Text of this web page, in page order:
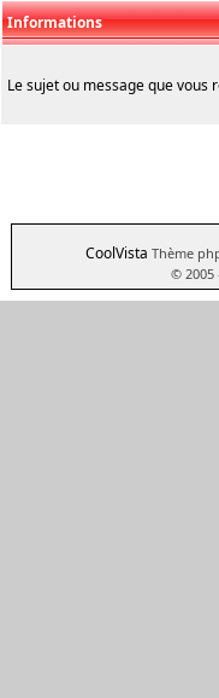
Informations
Le sujet ou message que vous
CoolVista Thème
© 2005